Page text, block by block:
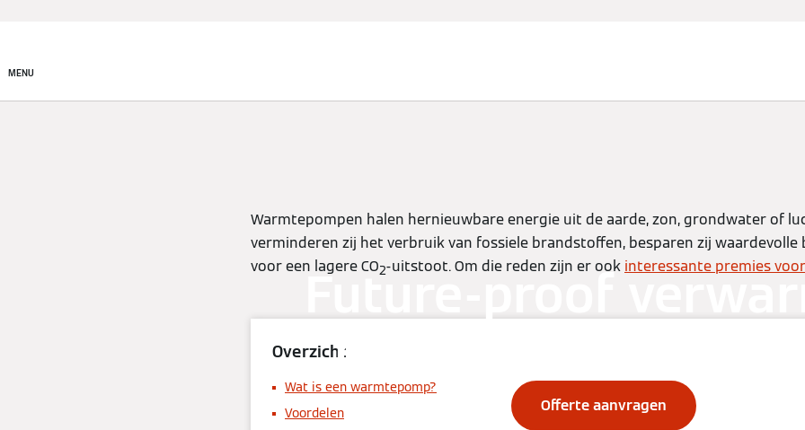
MENU
Future-proof
met een
Offerte aanvragen
Warmtepompen halen hernieuwbare energie uit de aarde, zon, grondwater of
verminderen zij het verbruik van fossiele brandstoffen, besparen zij waardevolle
voor een lagere CO2-uitstoot. Om die reden zijn er ook interessante premies
Overzicht
Wat is een warmtepomp?
Voordelen